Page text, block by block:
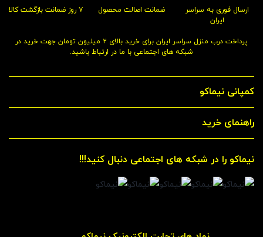
ارسال فوری به سراسر
ایران
ضمانت اصالت محصول ۷ روز ضمانت بازگشت کالا
پرداخت درب منزل سراسر ایران برای خرید بالای ۲ میلیون تومان جهت خرید در
شبکه های اجتماعی با ما در ارتباط باشید.
کمپانی نیماکو
راهنمای خرید
نیماکو را در شبکه های اجتماعی دنبال کنید!!!